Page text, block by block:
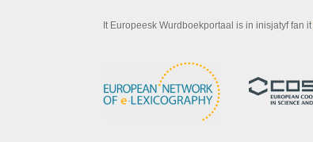
It Europeesk Wurdboekportaal is in inisjatyf fan it